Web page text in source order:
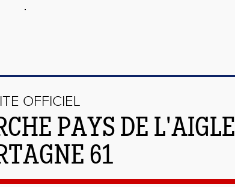
OFFICIEL
PAYS DE L'AIGLE
61